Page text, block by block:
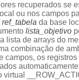
recuperados se
ou nos campos
ref_tabela da base
lista_objetivo
lista de arrays do
combinação de
campos, os
virtual